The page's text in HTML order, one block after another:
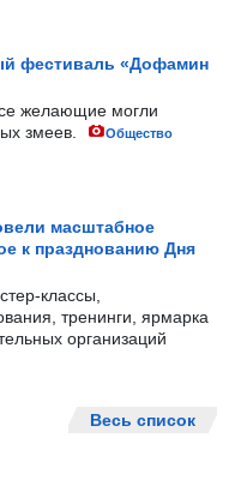
фестиваль «Дофамин
желающие могли
змеев.
Общество
масштабное
к празднованию Дня
классы,
тренинги, ярмарка
организаций
Весь список